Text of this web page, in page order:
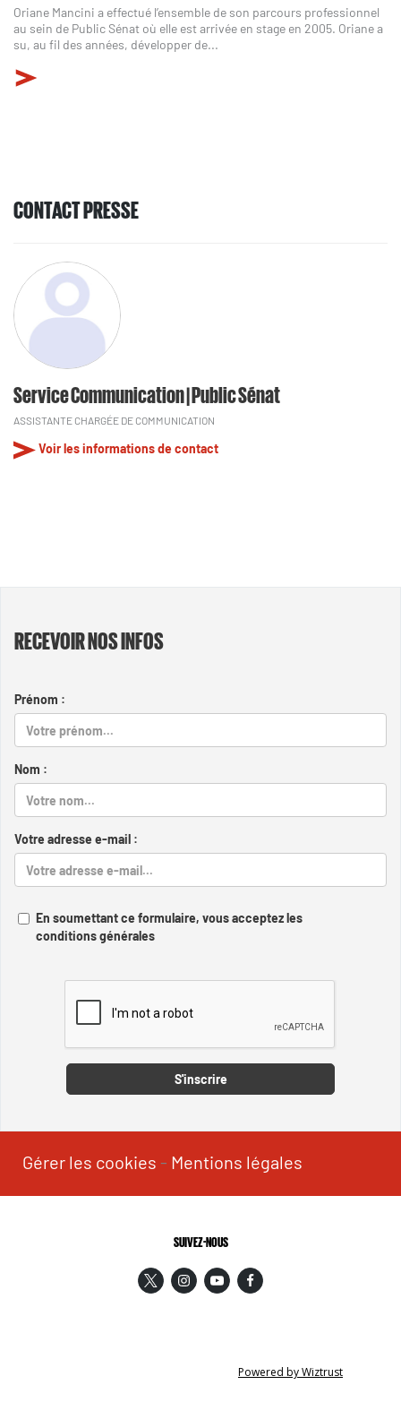
Oriane Mancini a effectué l’ensemble de son parcours professionnel
au sein de Public Sénat où elle est arrivée en stage en 2005. Oriane a
su, au fil des années, développer de...
CONTACT PRESSE
Service Communication | Public Sénat
ASSISTANTE CHARGÉE DE COMMUNICATION
Voir les informations de contact
RECEVOIR NOS INFOS
Prénom :
Nom :
Votre adresse e-mail :
En soumettant ce formulaire, vous acceptez les
conditions générales
S'inscrire
Gérer les cookies - Mentions légales
SUIVEZ-NOUS
Powered by Wiztrust